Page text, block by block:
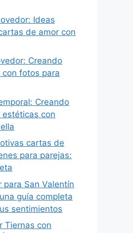
Ideas
de amor con
Creando
fotos para
Creando
con
cartas de
para parejas:
para San Valentín
guía completa
sentimientos
Tiernas con